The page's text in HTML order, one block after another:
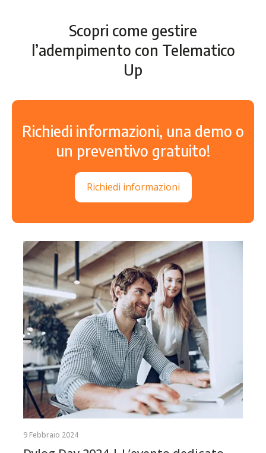
Scopri come gestire
l’adempimento con Telematico
Up
Richiedi informazioni, una demo o
un preventivo gratuito!
Richiedi informazioni
9 Febbraio 2024